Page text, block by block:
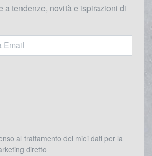
a tendenze, novità e ispirazioni di
al trattamento dei miei dati per la
diretto